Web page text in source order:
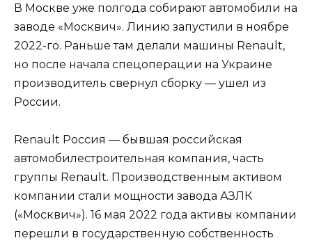
В Москве уже полгода собирают автомобили на
заводе «Москвич». Линию запустили в ноябре
2022-го. Раньше там делали машины Renault,
но после начала спецоперации на Украине
производитель свернул сборку — ушел из
России.
Renault Россия — бывшая российская
автомобилестроительная компания, часть
группы Renault. Производственным активом
компании стали мощности завода АЗЛК
(«Москвич»). 16 мая 2022 года активы компании
перешли в государственную собственность